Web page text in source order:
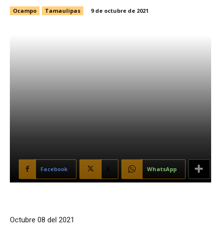
Ocampo Tamaulipas 9 de octubre de 2021
Facebook WhatsApp
Octubre 08 del 2021